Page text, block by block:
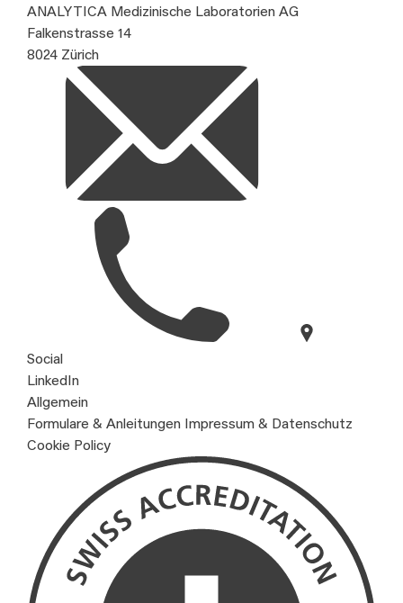
ANALYTICA Medizinische Laboratorien AG
Falkenstrasse 14
8024 Zürich
Social
LinkedIn
Allgemein
Formulare & Anleitungen Impressum & Datenschutz
Cookie Policy